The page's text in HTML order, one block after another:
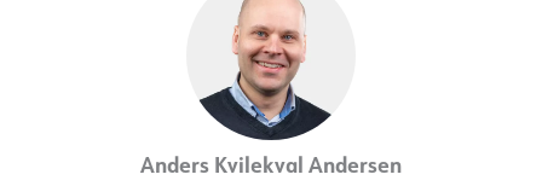
Anders Kvilekval Andersen